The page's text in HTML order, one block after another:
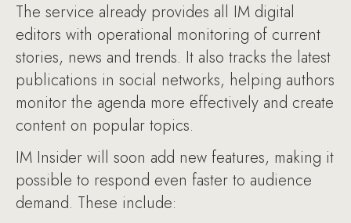
The service already provides all IM digital
editors with operational monitoring of current
stories, news and trends. It also tracks the latest
publications in social networks, helping authors
monitor the agenda more effectively and create
content on popular topics.
IM Insider will soon add new features, making it
possible to respond even faster to audience
demand. These include: